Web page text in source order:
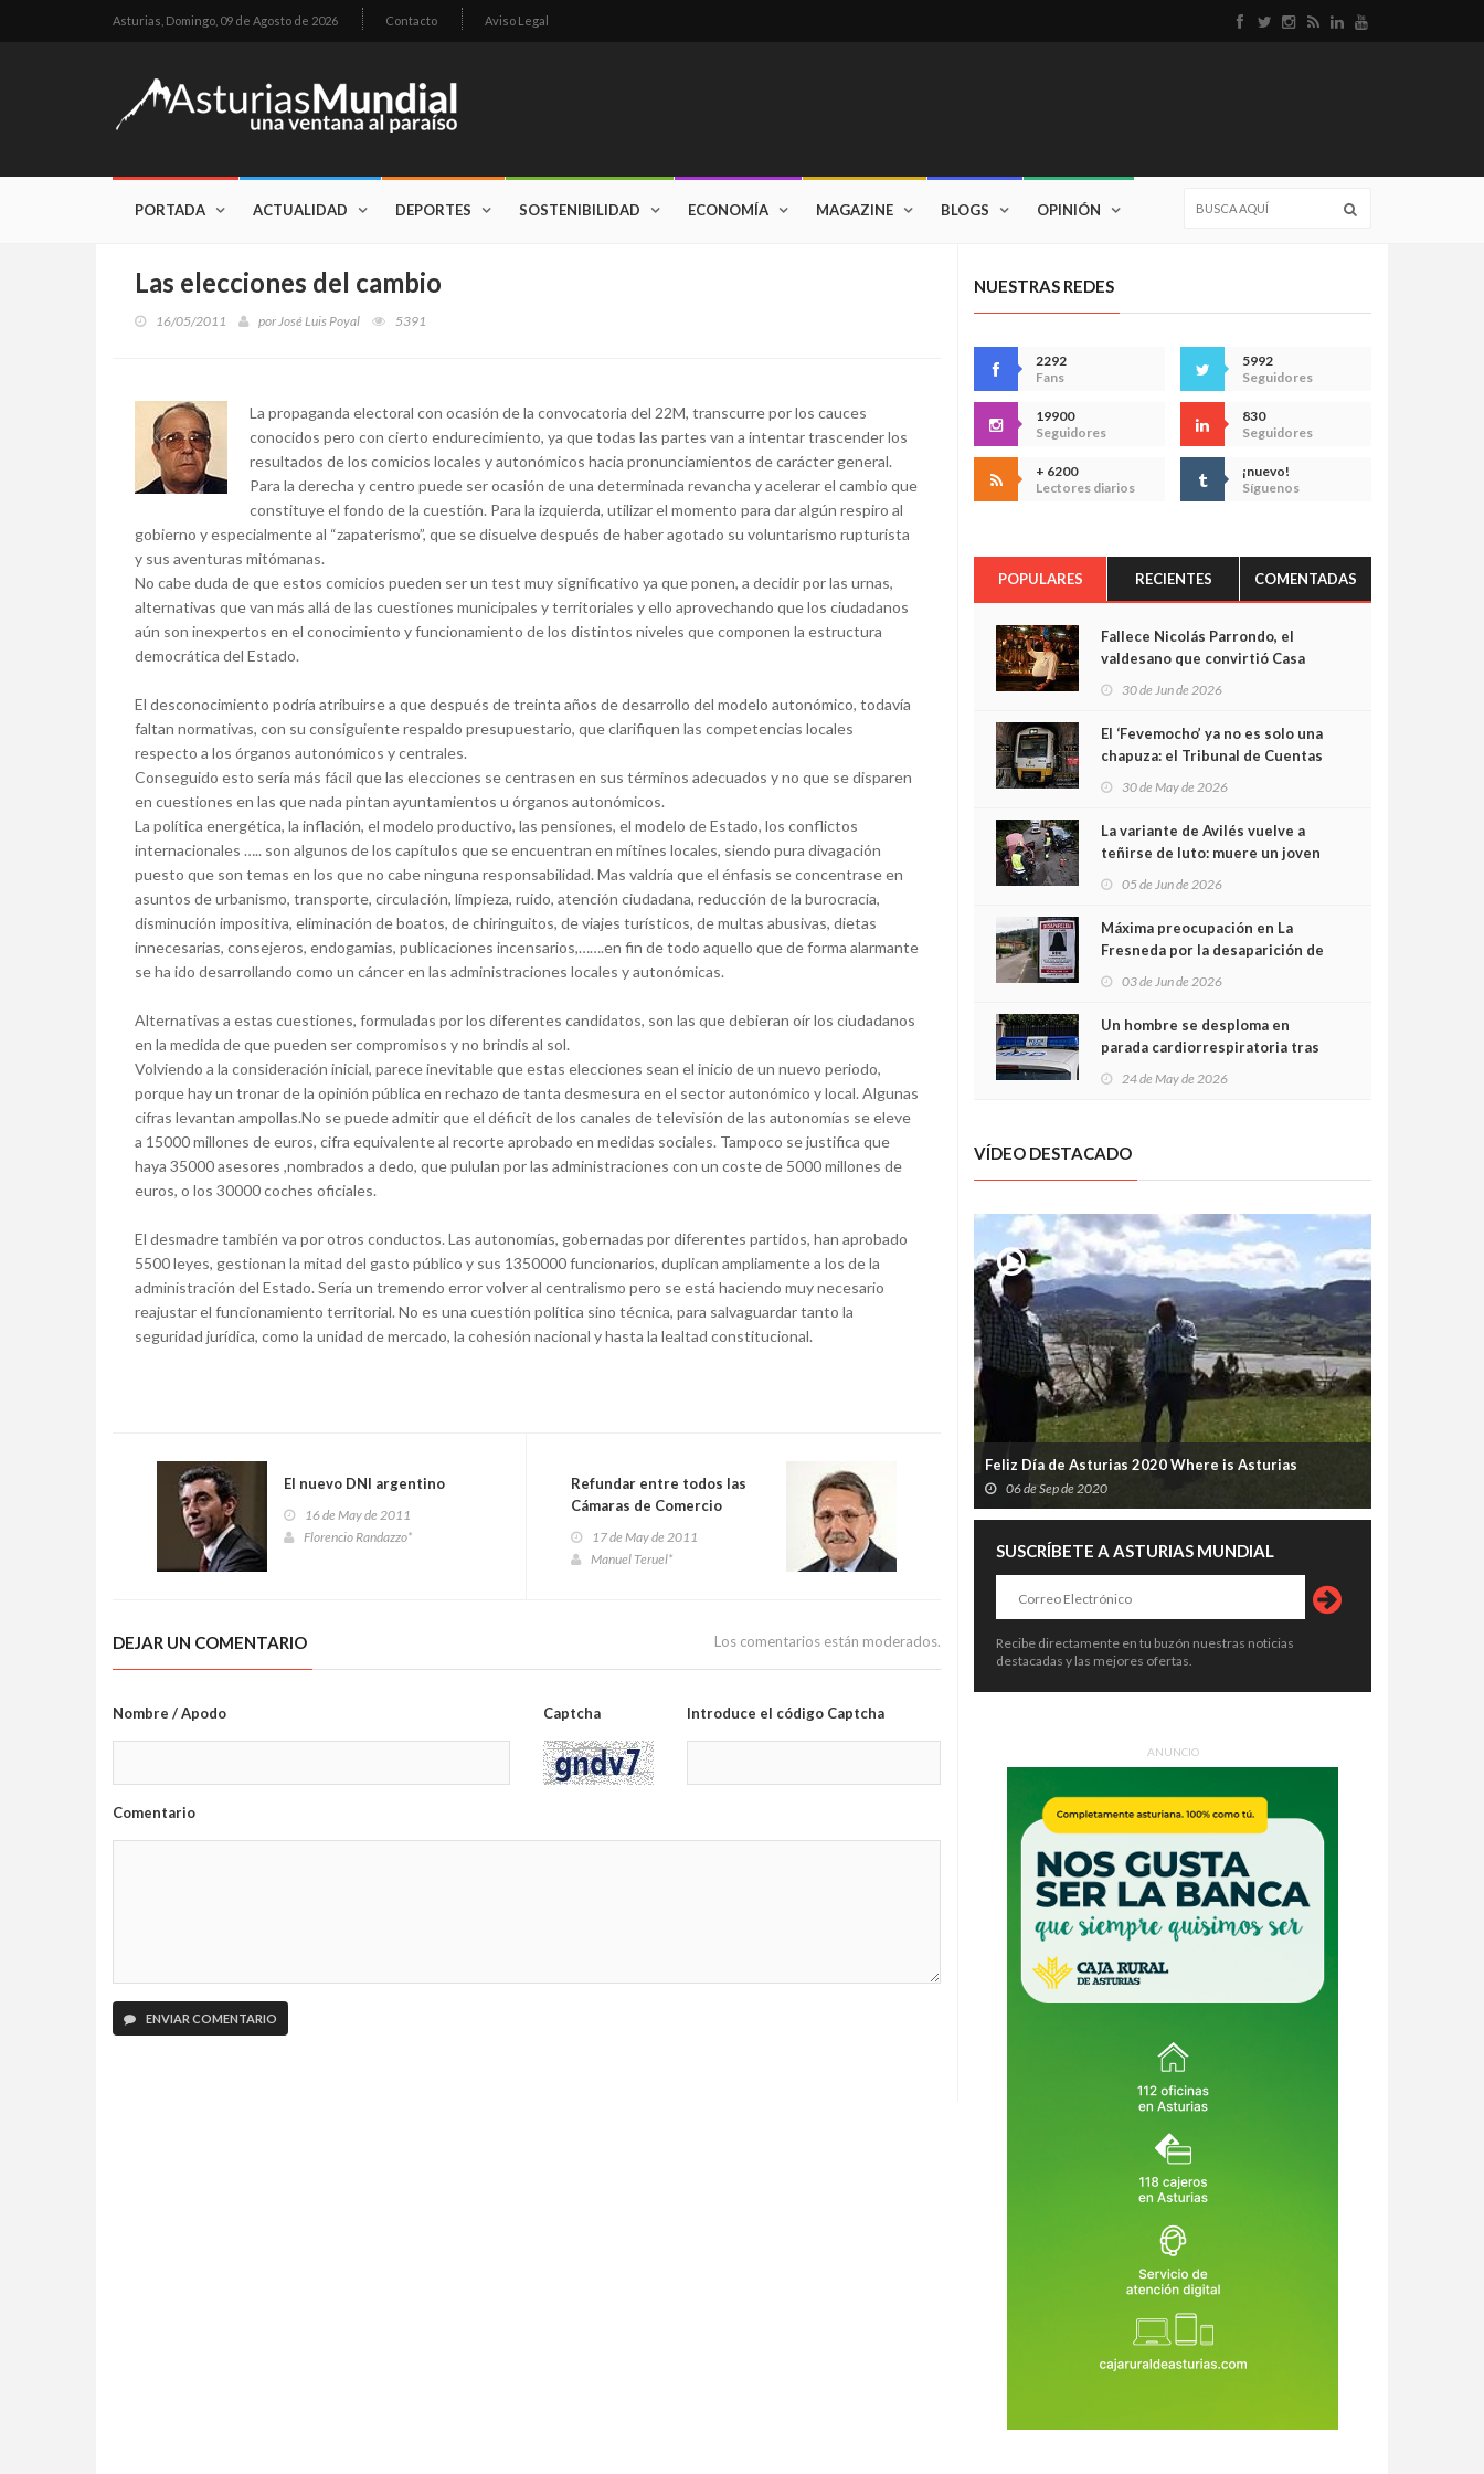
Asturias, Domingo, 09 de Agosto de 2026 Contacto Aviso Legal
PORTADA ACTUALIDAD DEPORTES SOSTENIBILIDAD ECONOMÍA MAGAZINE BLOGS OPINIÓN
Las elecciones del cambio
16/05/2011 porJosé Luis Poyal 5391
La propaganda electoral con ocasión de la convocatoria del 22M, transcurre por los cauces
conocidos pero con cierto endurecimiento, ya que todas las partes van a intentar trascender los
resultados de los comicios locales y autonómicos hacia pronunciamientos de carácter general.
Para la derecha y centro puede ser ocasión de una determinada revancha y acelerar el cambio que
constituye el fondo de la cuestión. Para la izquierda, utilizar el momento para dar algún respiro al
gobierno y especialmente al “zapaterismo”, que se disuelve después de haber agotado su voluntarismo rupturista
y sus aventuras mitómanas.
No cabe duda de que estos comicios pueden ser un test muy significativo ya que ponen, a decidir por las urnas,
alternativas que van más allá de las cuestiones municipales y territoriales y ello aprovechando que los ciudadanos
aún son inexpertos en el conocimiento y funcionamiento de los distintos niveles que componen la estructura
democrática del Estado.
El desconocimiento podría atribuirse a que después de treinta años de desarrollo del modelo autonómico, todavía
faltan normativas, con su consiguiente respaldo presupuestario, que clarifiquen las competencias locales
respecto a los órganos autonómicos y centrales.
Conseguido esto sería más fácil que las elecciones se centrasen en sus términos adecuados y no que se disparen
en cuestiones en las que nada pintan ayuntamientos u órganos autonómicos.
La política energética, la inflación, el modelo productivo, las pensiones, el modelo de Estado, los conflictos
internacionales ….. son algunos de los capítulos que se encuentran en mítines locales, siendo pura divagación
puesto que son temas en los que no cabe ninguna responsabilidad. Mas valdría que el énfasis se concentrase en
asuntos de urbanismo, transporte, circulación, limpieza, ruido, atención ciudadana, reducción de la burocracia,
disminución impositiva, eliminación de boatos, de chiringuitos, de viajes turísticos, de multas abusivas, dietas
innecesarias, consejeros, endogamias, publicaciones incensarios,…….en fin de todo aquello que de forma alarmante
se ha ido desarrollando como un cáncer en las administraciones locales y autonómicas.
Alternativas a estas cuestiones, formuladas por los diferentes candidatos, son las que debieran oír los ciudadanos
en la medida de que pueden ser compromisos y no brindis al sol.
Volviendo a la consideración inicial, parece inevitable que estas elecciones sean el inicio de un nuevo periodo,
porque hay un tronar de la opinión pública en rechazo de tanta desmesura en el sector autonómico y local. Algunas
cifras levantan ampollas.No se puede admitir que el déficit de los canales de televisión de las autonomías se eleve
a 15000 millones de euros, cifra equivalente al recorte aprobado en medidas sociales. Tampoco se justifica que
haya 35000 asesores ,nombrados a dedo, que pululan por las administraciones con un coste de 5000 millones de
euros, o los 30000 coches oficiales.
El desmadre también va por otros conductos. Las autonomías, gobernadas por diferentes partidos, han aprobado
5500 leyes, gestionan la mitad del gasto público y sus 1350000 funcionarios, duplican ampliamente a los de la
administración del Estado. Sería un tremendo error volver al centralismo pero se está haciendo muy necesario
reajustar el funcionamiento territorial. No es una cuestión política sino técnica, para salvaguardar tanto la
seguridad jurídica, como la unidad de mercado, la cohesión nacional y hasta la lealtad constitucional.
El nuevo DNI argentino
16 de May de 2011
Florencio Randazzo*
Refundar entre todos las
Cámaras de Comercio
17 de May de 2011
Manuel Teruel*
DEJAR UN COMENTARIO Los comentarios están moderados.
Nombre / Apodo Captcha Introduce el código Captcha
Comentario
ENVIAR COMENTARIO
NUESTRAS REDES
2292
Fans
5992
Seguidores
19900
Seguidores
830
Seguidores
+ 6200
Lectores diarios
¡nuevo!
Síguenos
POPULARES RECIENTES COMENTADAS
Fallece Nicolás Parrondo, el
valdesano que convirtió Casa
30 de Jun de 2026
El ‘Fevemocho’ ya no es solo una
chapuza: el Tribunal de Cuentas
sobrecoste de los trenes que no
cabían por los túneles
30 de May de 2026
La variante de Avilés vuelve a
teñirse de luto: muere un joven
05 de Jun de 2026
Máxima preocupación en La
Fresneda por la desaparición de
03 de Jun de 2026
Un hombre se desploma en
parada cardiorrespiratoria tras
24 de May de 2026
VÍDEO DESTACADO
Feliz Día de Asturias 2020 Where is Asturias
06 de Sep de 2020
SUSCRÍBETE A ASTURIAS MUNDIAL
Recibe directamente en tu buzón nuestras noticias
destacadas y las mejores ofertas.
ANUNCIO